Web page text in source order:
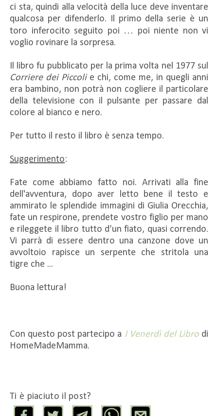
ci sta, quindi alla velocità della luce deve inventare
qualcosa per difenderlo. Il primo della serie è un
toro inferocito seguito poi … poi niente non vi
voglio rovinare la sorpresa.
Il libro fu pubblicato per la prima volta nel 1977 sul
Corriere dei Piccolie chi, come me, in quegli anni
era bambino, non potrà non cogliere il particolare
della televisione con il pulsante per passare dal
colore al bianco e nero.
Per tutto il resto il libro è senza tempo.
Suggerimento:
Fate come abbiamo fatto noi. Arrivati alla fine
dell'avventura, dopo aver letto bene il testo e
ammirato le splendide immagini di Giulia Orecchia,
fate un respirone, prendete vostro figlio per mano
e rileggete il libro tutto d’un fiato, quasi correndo.
Vi parrà di essere dentro una canzone dove un
avvoltoio rapisce un serpente che stritola una
tigre che ...
Buona lettura!
Con questo post partecipo a I Venerdì del Libro di
HomeMadeMamma.
Ti è piaciuto il post?